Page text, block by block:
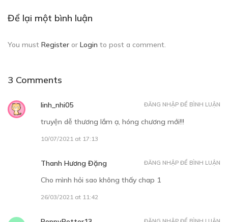
05/12/2020
Free
Để lại một bình luận
You must Register or Login to post a comment.
3 Comments
linh_nhi05
truyện dễ thương lắm ạ, hóng chương mới!!!
10/07/2021 at 17:13
ĐĂNG NHẬP ĐỂ BÌNH LUẬN
Thanh Hương Đặng
Cho mình hỏi sao không thấy chap 1
26/03/2021 at 11:42
ĐĂNG NHẬP ĐỂ BÌNH LUẬN